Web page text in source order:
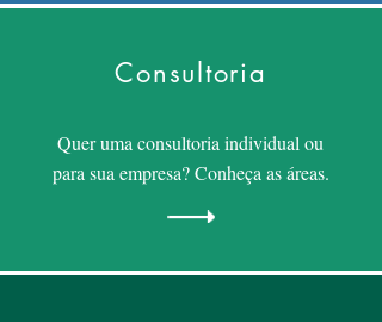
Consultoria
Quer uma consultoria individual ou
para sua empresa? Conheça as áreas.